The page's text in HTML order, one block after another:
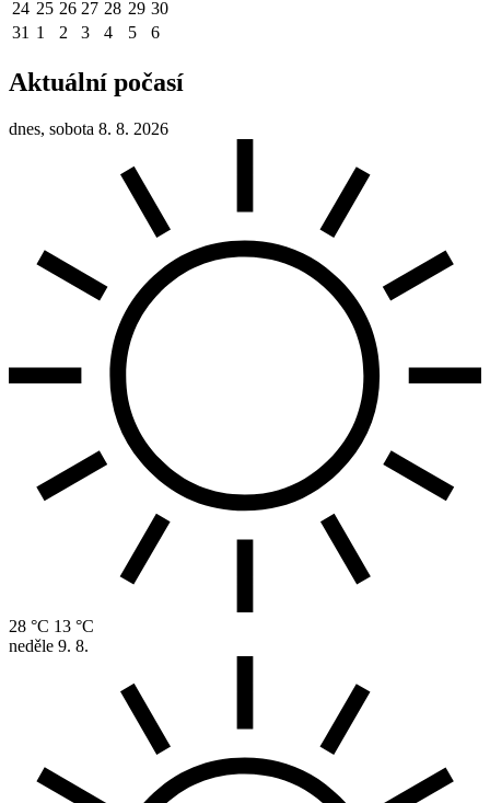
24 25 26 27 28 29 30
31 1 2 3 4 5 6
Aktuální počasí
dnes, sobota 8. 8. 2026
28 °C 13 °C
neděle 9. 8.